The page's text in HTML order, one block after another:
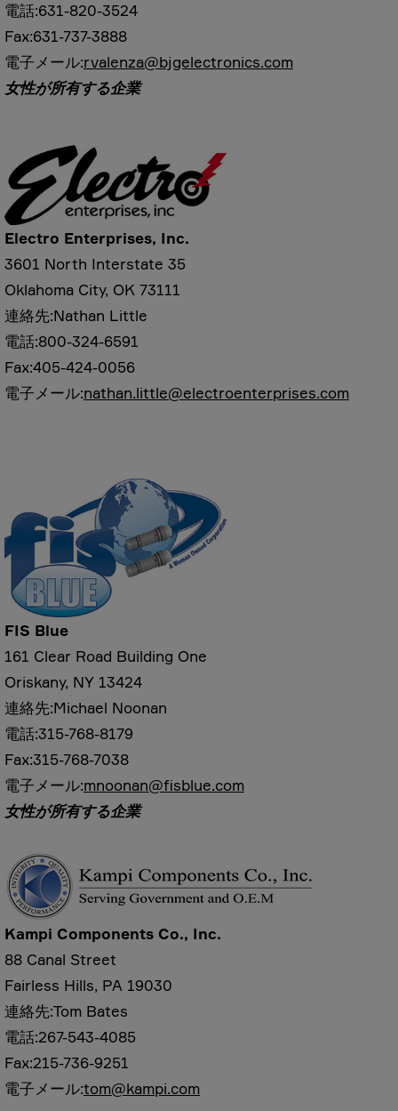
電話:631-820-3524
Fax:631-737-3888
電子メール:rvalenza@bjgelectronics.com
女性が所有する企業
Electro Enterprises, Inc.
3601 North Interstate 35
Oklahoma City, OK 73111
連絡先:Nathan Little
電話:800-324-6591
Fax:405-424-0056
電子メール:nathan.little@electroenterprises.com
FIS Blue
161 Clear Road Building One
Oriskany, NY 13424
連絡先:Michael Noonan
電話:315-768-8179
Fax:315-768-7038
電子メール:mnoonan@fisblue.com
女性が所有する企業
Kampi Components Co., Inc.
88 Canal Street
Fairless Hills, PA 19030
連絡先:Tom Bates
電話:267-543-4085
Fax:215-736-9251
電子メール:tom@kampi.com